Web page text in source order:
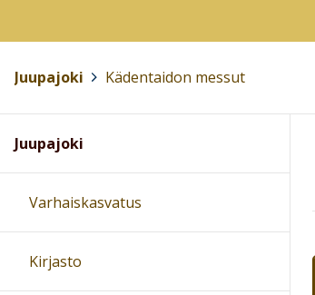
Juupajoki Kädentaidon messut
Juupajoki
Varhaiskasvatus
Kirjasto